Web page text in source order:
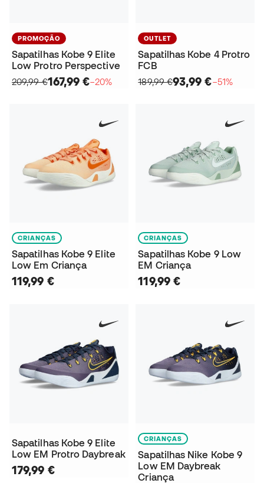
PROMOÇÃO
Sapatilhas Kobe 9 Elite
Low Protro Perspective
209,99 €167,99 €−20%
OUTLET
Sapatilhas Kobe 4 Protro
FCB
189,99 €93,99 €−51%
CRIANÇAS
Sapatilhas Kobe 9 Elite
Low Em Criança
119,99 €
CRIANÇAS
Sapatilhas Kobe 9 Low
EM Criança
119,99 €
Sapatilhas Kobe 9 Elite
Low EM Protro Daybreak
179,99 €
CRIANÇAS
Sapatilhas Nike Kobe 9
Low EM Daybreak
Criança